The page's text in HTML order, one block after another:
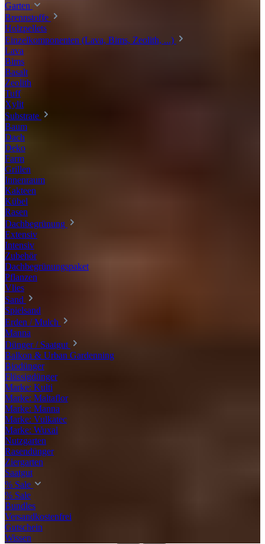
Garten
Brennstoffe
Holzpellets
Einzelkomponenten (Lava, Bims, Zeolith, ...)
Lava
Bims
Basalt
Zeolith
Tuff
Xylit
Substrate
Baum
Dach
Deko
Farm
Grillen
Innenraum
Kakteen
Kübel
Rasen
Dachbegrünung
Extensiv
Intensiv
Zubehör
Dachbegrünungspaket
Pflanzen
Vlies
Sand
Spielsand
Erden / Mulch
Manna
Dünger / Saatgut
Balkon & Urban Gardenning
Biodünger
Flüssigdünger
Marke: Kulti
Marke: Maltaflor
Marke: Manna
Marke: Vulkatec
Marke: Wuxal
Nutzgarten
Rasendünger
Ziergarten
Saatgut
% Sale
% Sale
Bundles
Versandkostenfrei
Gutschein
Wissen